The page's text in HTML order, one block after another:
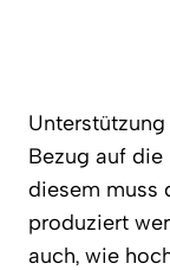
Bezug auf die
diesem muss
produziert
auch, wie